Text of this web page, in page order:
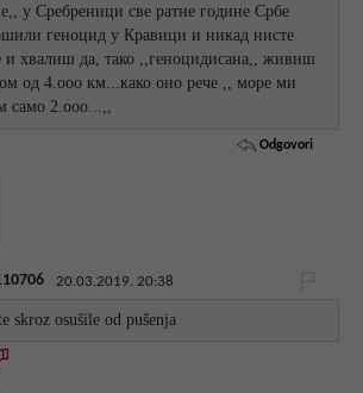
у Сребреници све ратне године Србе
геноцид у Кравици и никад нисте
и хвалиш да, тако ,,геноцидисана,, живиш
од 4.ооо км...како оно рече ,, море ми
само 2.ооо...,,
Odgovori
20.03.2019. 20:38
skroz osušile od pušenja